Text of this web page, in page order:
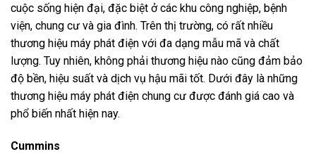
cuộc sống hiện đại, đặc biệt ở các khu công nghiệp, bệnh
viện, chung cư và gia đình. Trên thị trường, có rất nhiều
thương hiệu máy phát điện với đa dạng mẫu mã và chất
lượng. Tuy nhiên, không phải thương hiệu nào cũng đảm bảo
độ bền, hiệu suất và dịch vụ hậu mãi tốt. Dưới đây là những
thương hiệu máy phát điện chung cư được đánh giá cao và
phổ biến nhất hiện nay.
Cummins